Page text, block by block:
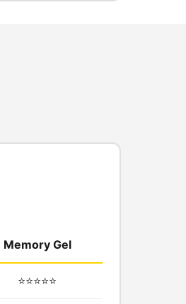
Memory Gel
⭐⭐⭐⭐⭐